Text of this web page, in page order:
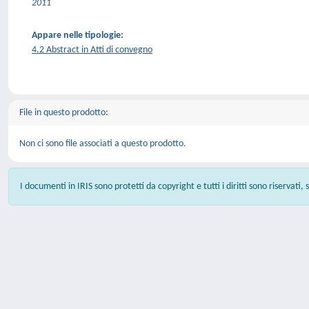
2011
Appare nelle tipologie:
4.2 Abstract in Atti di convegno
File in questo prodotto:
Non ci sono file associati a questo prodotto.
I documenti in IRIS sono protetti da copyright e tutti i diritti sono riservati,